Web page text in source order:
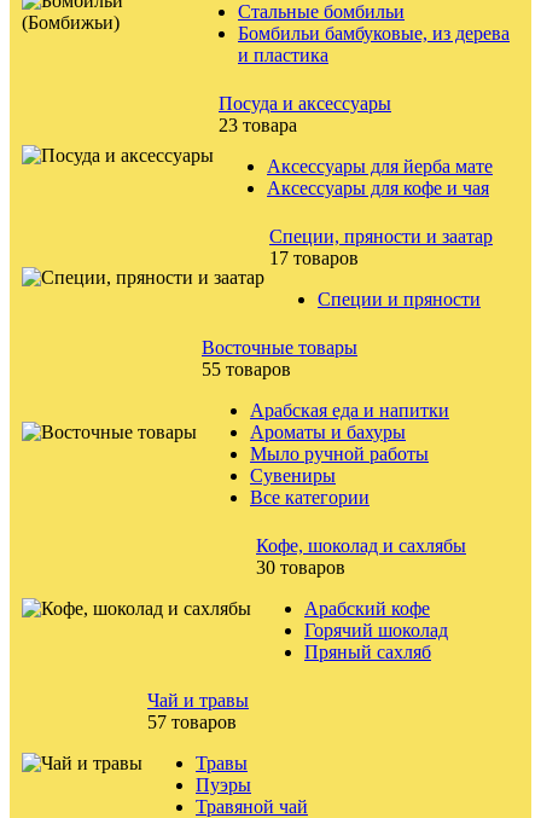
Стальные бомбильи
Бомбильи бамбуковые, из дерева
и пластика
Посуда и аксессуары
23 товара
Аксессуары для йерба мате
Аксессуары для кофе и чая
Специи, пряности и заатар
17 товаров
Специи и пряности
Восточные товары
55 товаров
Арабская еда и напитки
Ароматы и бахуры
Мыло ручной работы
Сувениры
Все категории
Кофе, шоколад и сахлябы
30 товаров
Арабский кофе
Горячий шоколад
Пряный сахляб
Чай и травы
57 товаров
Травы
Пуэры
Травяной чай